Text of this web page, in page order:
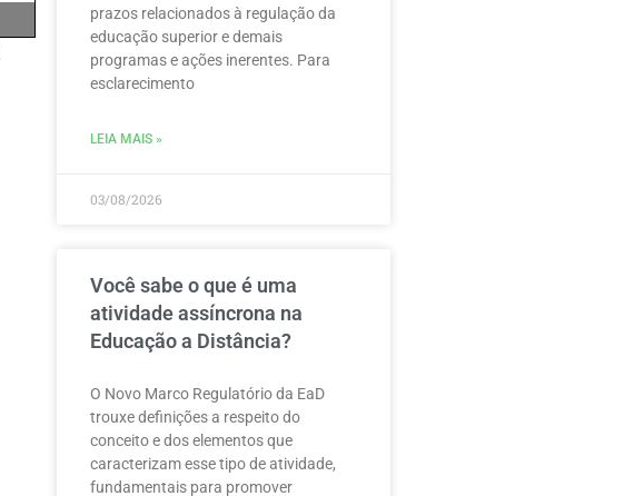
prazos relacionados à regulação da
educação superior e demais
programas e ações inerentes. Para
esclarecimento
LEIA MAIS »
03/08/2026
Você sabe o que é uma
atividade assíncrona na
Educação a Distância?
O Novo Marco Regulatório da EaD
trouxe definições a respeito do
conceito e dos elementos que
caracterizam esse tipo de atividade,
fundamentais para promover